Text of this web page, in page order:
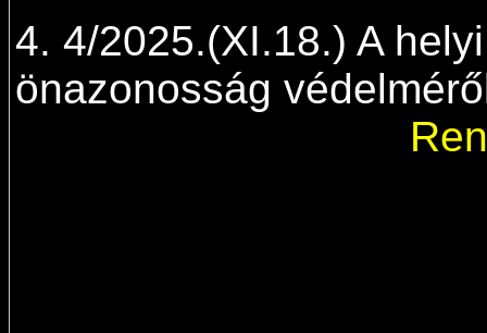
4. 4/2025.(XI.18.) A helyi
önazonosság